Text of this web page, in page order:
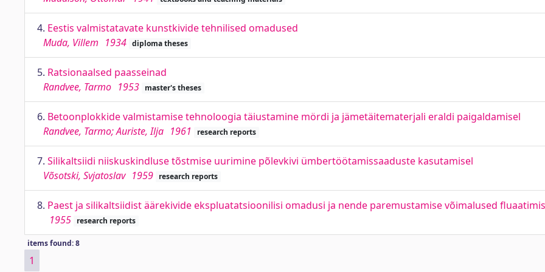
4. Eestis valmistatavate kunstkivide tehnilised omadused
Muda, Villem 1934 diploma theses
5. Ratsionaalsed paasseinad
Randvee, Tarmo 1953 master's theses
6. Betoonplokkide valmistamise tehnoloogia täiustamine mördi ja jämetäitematerjali eraldi paigaldamisel
Randvee, Tarmo; Auriste, Ilja 1961 research reports
7. Silikaltsiidi niiskuskindluse tõstmise uurimine põlevkivi ümbertöötamissaaduste kasutamisel
Võsotski, Svjatoslav 1959 research reports
8. Paest ja silikaltsiidist äärekivide ekspluatatsioonilisi omadusi ja nende paremustamise võimalused
1955 research reports
items found: 8
1